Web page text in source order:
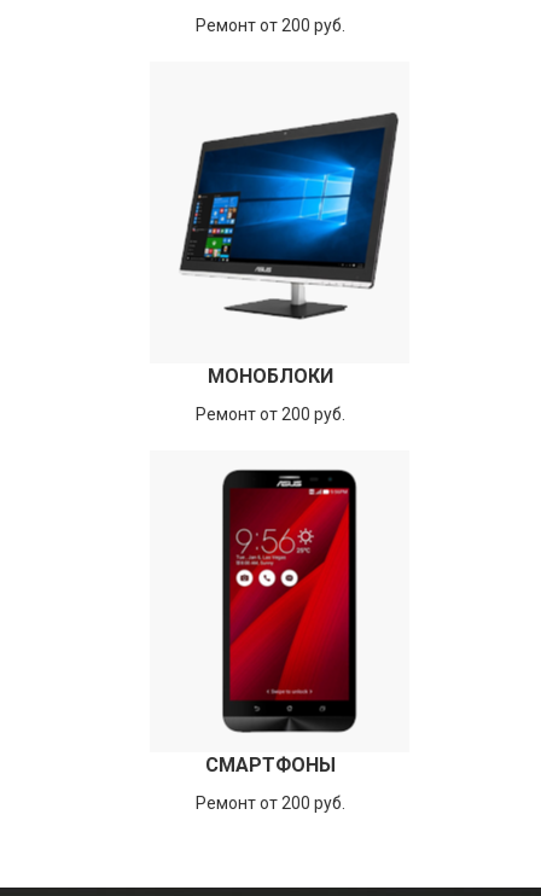
Ремонт от 200 руб.
МОНОБЛОКИ
Ремонт от 200 руб.
СМАРТФОНЫ
Ремонт от 200 руб.